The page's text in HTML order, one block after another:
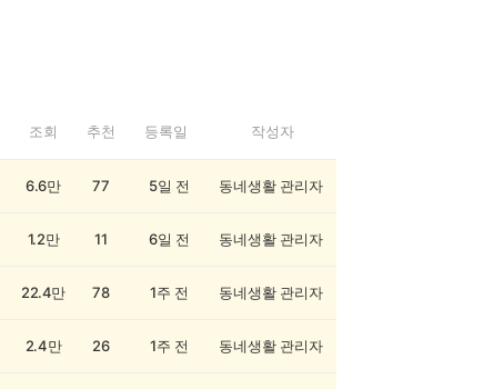
조회 추천 등록일 작성자
6.6만 77 5일 전 동네생활 관리자
1.2만 11 6일 전 동네생활 관리자
22.4만 78 1주 전 동네생활 관리자
2.4만 26 1주 전 동네생활 관리자